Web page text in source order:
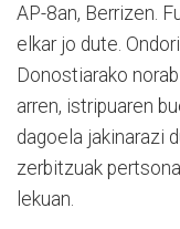
AP-8an, Berrizen.
elkar jo dute.
Donostiarako
arren, istripuaren
dagoela jakinarazi
zerbitzuak
lekuan.